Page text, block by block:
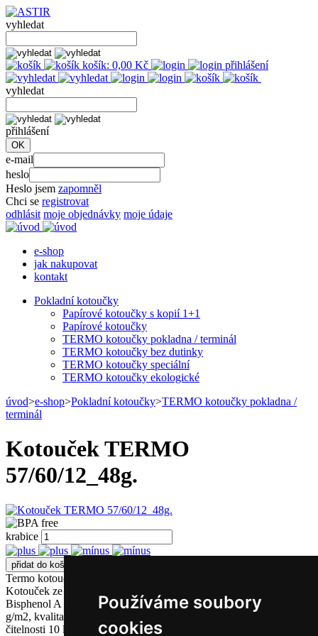
Používáme soubory
cookies
vyhledat
košík: 0,00 Kč přihlášení
vyhledat
přihlášení
e-mail
heslo
Heslo jsem zapomněl
Chci se registrovat
odhlásit moje objednávky moje údaje
e-shop
jak nakupovat
kontakt
Pokladní kotoučky
Papírové kotoučky s kopií 1+1
Papírové kotoučky
TERMO kotoučky pokladna / terminál
TERMO kotoučky bez dutinky
TERMO kotoučky speciální
TERMO kotoučky ekologické
úvod>e-shop>Pokladní kotoučky>TERMO kotoučky pokladna /
terminál
Kotouček TERMO
57/60/12_48g.
krabice
Termo kotouček s typovým označením 57/60/12 má návin 44 metrů.
Kotouček ze zdravotně nezávadného termopapíru bez škodlivé látky
Bisphenol A s označením BPA free.Standardní plošná hmotnost 48
g/m2, kvalita KOEHLER KT48FA s prodlouženou garancí
čitelnosti 10 let. Užití: pokladní termo tiskárny, pokladní systémy,